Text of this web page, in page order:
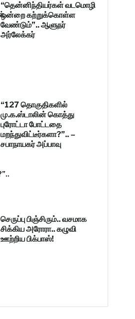
“தென்னிந்தியர்கள் வடமொழி
ஒன்றை கற்றுக்கொள்ள
வேண்டும்”.. ஆளுநர்
அர்லேக்கர்
“127 தொகுதிகளில்
மு.க.ஸ்டாலின் கொத்து
புரோட்டா போட்டதை
மறந்துவிட்டீர்களா?”.. –
சபாநாயகர் அப்பாவு
செருப்பு பிஞ்சிரும்.. வசமாக
சிக்கிய அரோரா.. கழுவி
ஊற்றிய பிக்பாஸ்!